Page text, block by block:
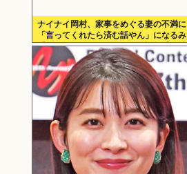
ナイナイ岡村、家事をめぐる妻の不満に
「言ってくれたら済む話やん」になるみ
「バイトやったらクビやで」説教受け黙
り込む